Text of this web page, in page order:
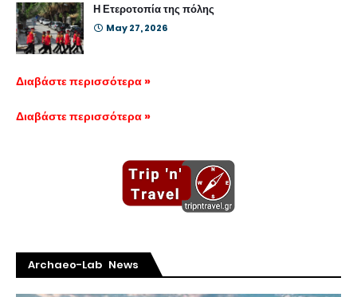
Η Ετεροτοπία της πόλης
May 27, 2026
Διαβάστε περισσότερα »
Διαβάστε περισσότερα »
Archaeo-Lab News